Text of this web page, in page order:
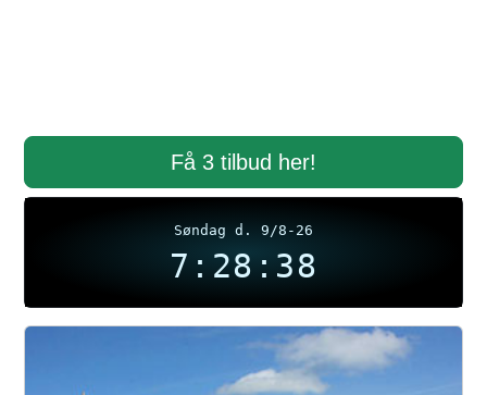
Få 3 tilbud her!
Søndag d. 9/8-26
7:28:39